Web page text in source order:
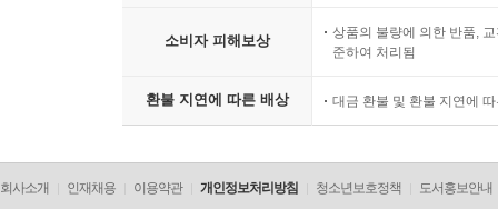
소비자 피해보상
상품의 불량에 의한 반품,
준하여 처리됨
환불 지연에 따른 배상 대금 환불 및 환불 지연에
회사소개 인재채용 이용약관 개인정보처리방침 청소년보호정책 도서홍보안내